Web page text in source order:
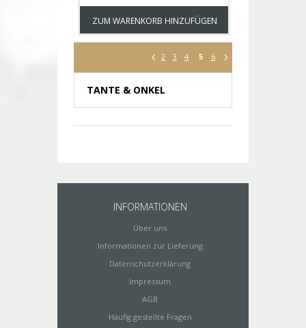
ZUM WARENKORB HINZUFÜGEN
2 3 4 5 6
TANTE & ONKEL
INFORMATIONEN
Über uns
Informationen zur Lieferung
Datenschutzerklärung
Impressum
AGB
Häufig gestellte Fragen